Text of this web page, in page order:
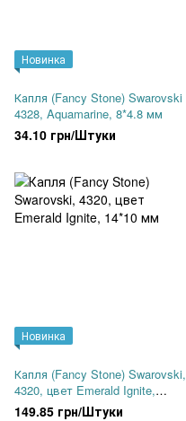
Новинка
Капля (Fancy Stone) Swarovski
4328, Aquamarine, 8*4.8 мм
34.10 грн/Штуки
Новинка
Капля (Fancy Stone) Swarovski,
4320, цвет Emerald Ignite,
14*10 мм
149.85 грн/Штуки